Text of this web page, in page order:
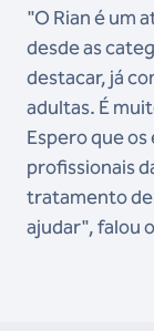
"O Rian é um
desde as
destacar, já
adultas. É
Espero que
profissionais
tratamento
ajudar", falou